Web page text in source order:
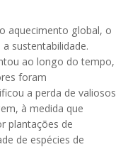
aquecimento global, o
sustentabilidade.
ao longo do tempo,
foram
a perda de valiosos
à medida que
plantações de
de espécies de